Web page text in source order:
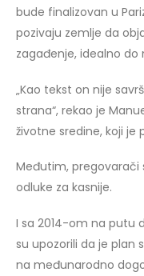
bude finalizovan u
pozivaju zemlje da
zagađenje, idealno
„Kao tekst on nije
strana“, rekao je
životne sredine, koji je
Međutim, pregovarači
odluke za kasnije.
I sa 2014-om na putu
su upozorili da je plan
na međunarodno